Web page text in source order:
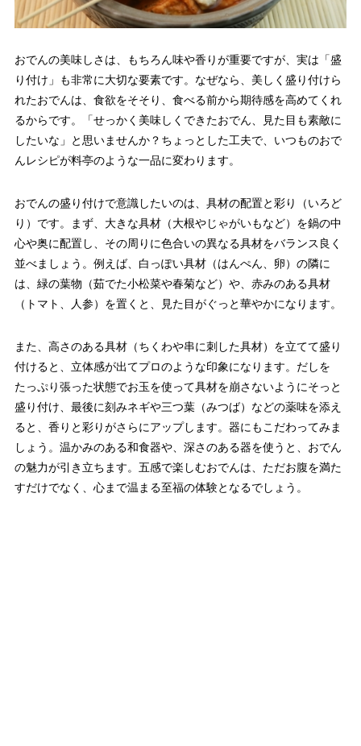
おでんの美味しさは、もちろん味や香りが重要ですが、実は「盛
り付け」も非常に大切な要素です。なぜなら、美しく盛り付けら
れたおでんは、食欲をそそり、食べる前から期待感を高めてくれ
るからです。「せっかく美味しくできたおでん、見た目も素敵に
したいな」と思いませんか？ちょっとした工夫で、いつものおで
んレシピが料亭のような一品に変わります。
おでんの盛り付けで意識したいのは、具材の配置と彩り（いろど
り）です。まず、大きな具材（大根やじゃがいもなど）を鍋の中
心や奥に配置し、その周りに色合いの異なる具材をバランス良く
並べましょう。例えば、白っぽい具材（はんぺん、卵）の隣に
は、緑の葉物（茹でた小松菜や春菊など）や、赤みのある具材
（トマト、人参）を置くと、見た目がぐっと華やかになります。
また、高さのある具材（ちくわや串に刺した具材）を立てて盛り
付けると、立体感が出てプロのような印象になります。だしを
たっぷり張った状態でお玉を使って具材を崩さないようにそっと
盛り付け、最後に刻みネギや三つ葉（みつば）などの薬味を添え
ると、香りと彩りがさらにアップします。器にもこだわってみま
しょう。温かみのある和食器や、深さのある器を使うと、おでん
の魅力が引き立ちます。五感で楽しむおでんは、ただお腹を満た
すだけでなく、心まで温まる至福の体験となるでしょう。